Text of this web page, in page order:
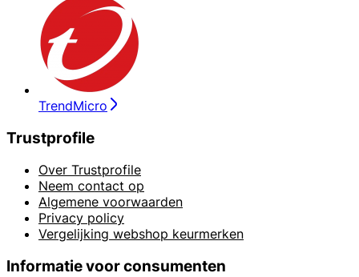
TrendMicro
Trustprofile
Over Trustprofile
Neem contact op
Algemene voorwaarden
Privacy policy
Vergelijking webshop keurmerken
Informatie voor consumenten